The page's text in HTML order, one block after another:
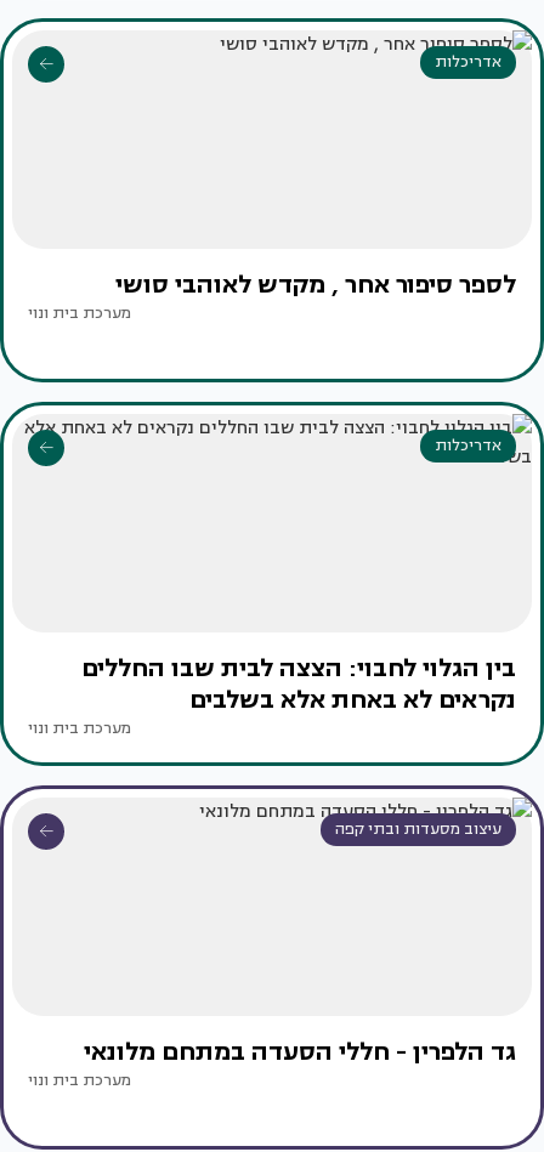
אדריכלות
לספר סיפור אחר , מקדש לאוהבי סושי
מערכת בית ונוי
אדריכלות
בין הגלוי לחבוי: הצצה לבית שבו החללים
נקראים לא באחת אלא בשלבים
מערכת בית ונוי
עיצוב מסעדות ובתי קפה
גד הלפרין - חללי הסעדה במתחם מלונאי
מערכת בית ונוי